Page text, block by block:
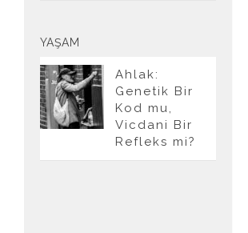
YAŞAM
Ahlak:
Genetik Bir
Kod mu,
Vicdani Bir
Refleks mi?